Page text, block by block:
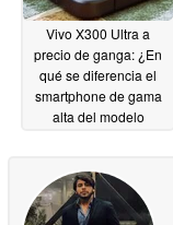
Vivo X300 Ultra a
precio de ganga: ¿En
qué se diferencia el
smartphone de gama
alta del modelo